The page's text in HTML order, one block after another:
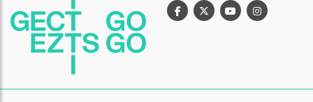
Facebook
X YoutubeInstagram